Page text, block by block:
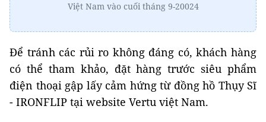
Việt Nam vào cuối tháng 9-20024
Để tránh các rủi ro không đáng có, khách hàng
có thể tham khảo, đặt hàng trước siêu phẩm
điện thoại gập lấy cảm hứng từ đồng hồ Thụy Sĩ
- IRONFLIP tại website Vertu việt Nam.